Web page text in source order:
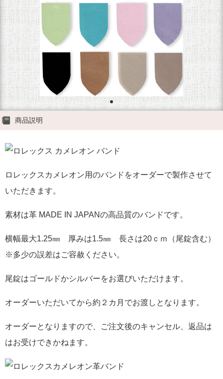
商品説明
ロレックスカメレオン用のバンドをオーダーで製作させて
いただきます。
素材は革 MADE IN JAPANの高品質のバンドです。
横幅最大1.25㎜ 厚みは1.5㎜ 長さは20ｃｍ（尾錠含む）
※多少の誤差はご容赦ください。
尾錠はゴールドかシルバーをお選びいただけます。
オーダーいただいてから約２カ月でお渡しとなります。
オーダーとなりますので、ご注文後のキャンセル、返品は
はお受けできかねます。